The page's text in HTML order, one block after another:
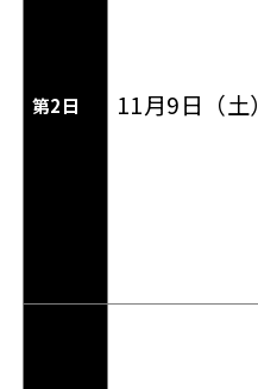
第2日 11月9日（土）